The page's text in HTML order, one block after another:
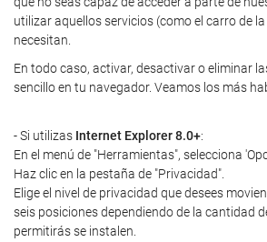
utilizar aquellos servicios (como el carro de
necesitan.
En todo caso, activar, desactivar o eliminar
sencillo en tu navegador. Veamos los más
- Si utilizas Internet Explorer 8.0+:
En el menú de "Herramientas", selecciona
Haz clic en la pestaña de "Privacidad".
Elige el nivel de privacidad que desees
seis posiciones dependiendo de la cantidad
permitirás se instalen.